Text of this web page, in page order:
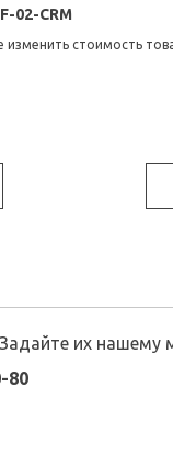
02-CRM
изменить стоимость
их нашему
80